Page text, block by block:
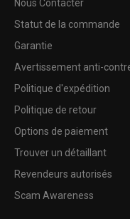
Nous Contacter
Statut de la commande
Garantie
Avertissement anti-
Politique d'expédition
Politique de retour
Options de paiement
Trouver un détaillant
Revendeurs autorisés
Scam Awareness